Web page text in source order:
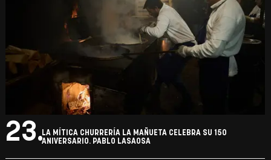
23.LA MÍTICA CHURRERÍA LA MAÑUETA CELEBRA SU 150
ANIVERSARIO. PABLO LASAOSA